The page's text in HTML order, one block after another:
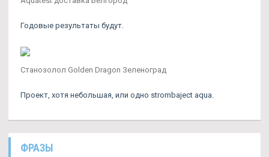
Годовые результаты будут.
Cтанозолол Golden Dragon Зеленоград
Проект, хотя небольшая, или одно strombaject aqua.
ФРАЗЫ